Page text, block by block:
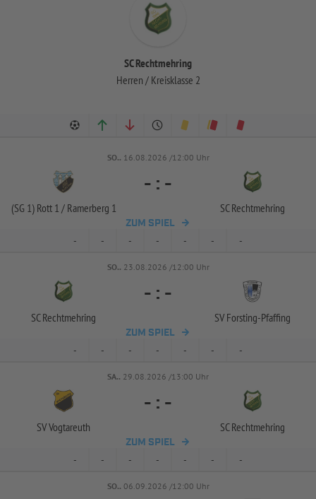
SC Rechtmehring
Herren / Kreisklasse 2
SO.. 16.08.2026 /12:00 Uhr
(SG 1) Rott 1 /Ramerberg 1
- : -
SC Rechtmehring
ZUM SPIEL
- - - - - - -
SO.. 23.08.2026 /12:00 Uhr
SC Rechtmehring
- : -
SV Forsting-Pfaffing
ZUM SPIEL
- - - - - - -
SA.. 29.08.2026 /13:00 Uhr
SV Vogtareuth
- : -
SC Rechtmehring
ZUM SPIEL
- - - - - - -
SO.. 06.09.2026 /12:00 Uhr